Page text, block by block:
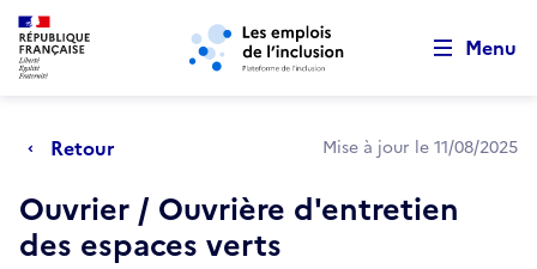
Aller au menu principal Aller au contenu principal
Menu
Retour Mise à jour le 11/08/2025
Ouvrier / Ouvrière d'entretien
des espaces verts
Retour au début de la page
Panneau de gestion des cookies